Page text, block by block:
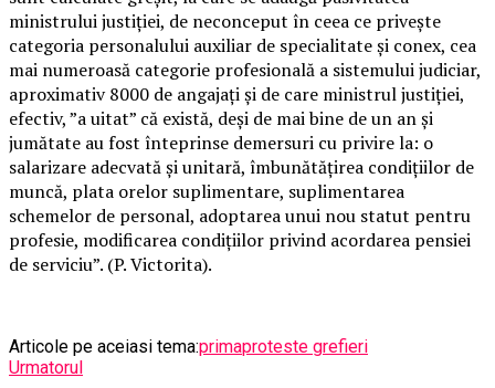
ministrului justiţiei, de neconceput în ceea ce priveşte
categoria personalului auxiliar de specialitate şi conex, cea
mai numeroasă categorie profesională a sistemului judiciar,
aproximativ 8000 de angajaţi şi de care ministrul justiţiei,
efectiv, ”a uitat” că există, deşi de mai bine de un an şi
jumătate au fost înteprinse demersuri cu privire la: o
salarizare adecvată şi unitară, îmbunătăţirea condiţiilor de
muncă, plata orelor suplimentare, suplimentarea
schemelor de personal, adoptarea unui nou statut pentru
profesie, modificarea condiţiilor privind acordarea pensiei
de serviciu”. (P. Victorita).
Articole pe aceiasi tema:primaproteste grefieri
Urmatorul